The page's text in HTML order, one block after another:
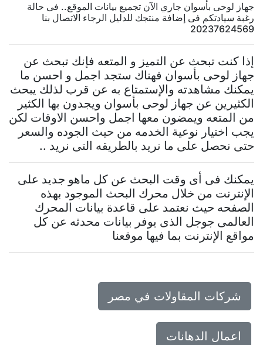
جهاز لوحى بأسوان جاري الآن تجميع بيانات الموقع.. فى حالة
رغبة سيادتكم فى إضافة منتجك للدليل الرجاء الاتصال بنا
20237624569
إذا كنت تبحث عن التميز و المتعه فإنك تبحث عن
جهاز لوحى بأسوان فهناك ستجد اجمل و احسن ما
يمكنك مشاهدته والإستمتاع به عن قرب لذلك يبحث
الكثيرين عن جهاز لوحى بأسوان ويجدون بها الكثير
من المتعه ويمضون معها اجمل واحسن الاوقات لكن
يجب اختيار نوعية الخدمه من حيث الجوده والسعر
حتى نحصل على ما نريد بالطريقه التى نريد ..
يمكنك فى أى وقت البحث عن كل ماهو جديد على
الإنترنت من خلال محرك البحث الموجود بهذه
الصفحه حيث نعتمد على قاعدة بيانات المحرك
العالمى جوجل الذى يوفر بيانات محدثه عن كل
مواقع الإنترنت بما فيها موقعنا
شركات المقاولات في مصر
اعمال الدهانات